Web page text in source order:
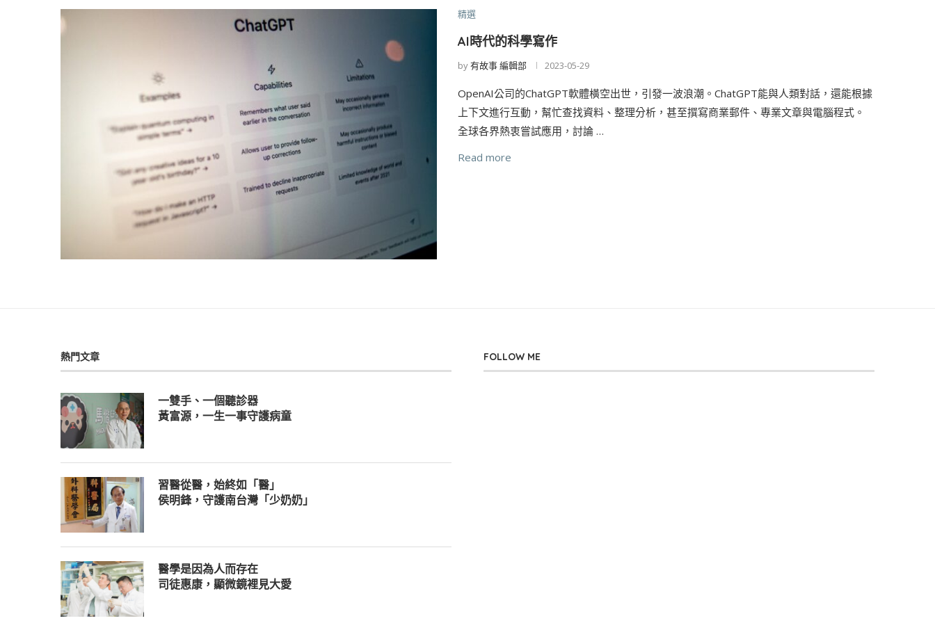
精選
AI時代的科學寫作
by有故事 編輯部 2023-05-29
OpenAI公司的ChatGPT軟體橫空出世，引發一波浪潮。ChatGPT能與人類對話，還能根據
上下文進行互動，幫忙查找資料、整理分析，甚至撰寫商業郵件、專業文章與電腦程式。
全球各界熱衷嘗試應用，討論 …
Read more
熱門文章
一雙手、一個聽診器
黃富源，一生一事守護病童
習醫從醫，始終如「醫」
侯明鋒，守護南台灣「少奶奶」
醫學是因為人而存在
司徒惠康，顯微鏡裡見大愛
FOLLOW ME